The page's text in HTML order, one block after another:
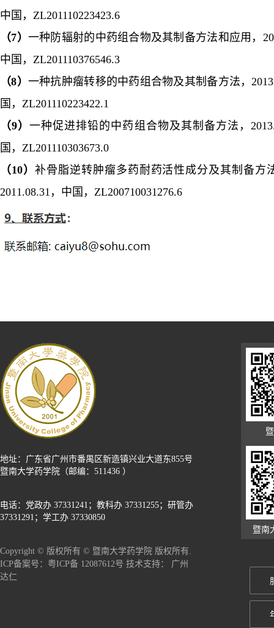
中国， ZL201110223423.6
（7） 一种防辐射的中药组合物及其制备方法和应用，
中国， ZL201110376546.3
（8） 一种抗肿瘤转移的中药组合物及其制备方法，
国， ZL201110223422.1
（9）一种促进排铅的中药组合物及其制备方法，
国， ZL201110303673.0
（10） 补骨脂逆转肿瘤多药耐药活性成分及其制备方
2011.08.31 ，中国， ZL200710031276.6
地址：广东省广州市番禺区新造镇兴业大道东855号
暨南大学药学院（邮编：511436 ）
电话：党政办 37331241；教科办 37331255；研管办
37331291；学工办 37330850
Copyright © 版权所有 © 暨南大学药学院 版权所有.
ICP备案号：粤ICP备 12087612号 技术支持： 广州
达仁
暨南